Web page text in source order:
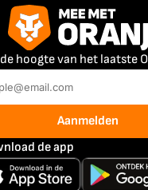
hoogte van het laatste
Aanmelden
de app